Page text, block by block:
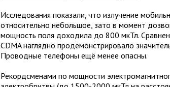
Исследования показали, что излучение
относительно небольшое, зато в момент
мощность поля доходила до 800 мкТл.
CDMA наглядно продемонстрировало
Проводные телефоны ещё менее опасны.
Рекордсменами по мощности